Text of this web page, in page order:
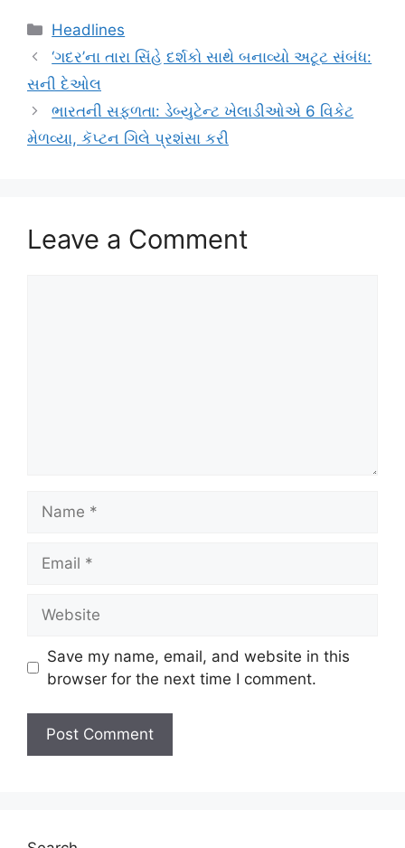
Categories
Headlines
‘ગદર’ના તારા સિંહે દર્શકો સાથે બનાવ્યો અટૂટ સંબંધ:
સની દેઓલ
ભારતની સફળતા: ડેબ્યુટેન્ટ ખેલાડીઓએ 6 વિકેટ
મેળવ્યા, કૅપ્ટન ગિલે પ્રશંસા કરી
Leave a Comment
Save my name, email, and website in this
browser for the next time I comment.